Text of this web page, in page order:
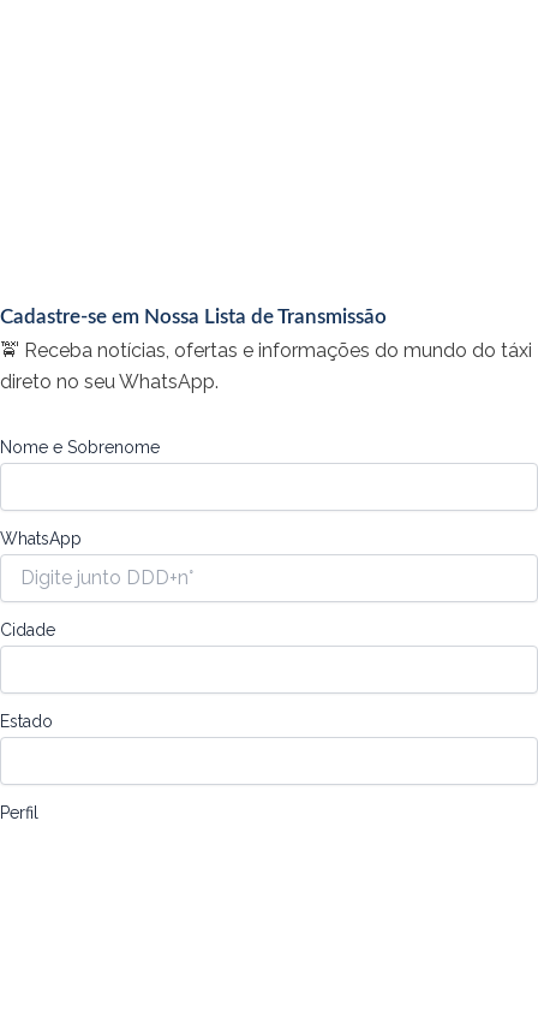
Cadastre-se em Nossa Lista de Transmissão
🚖 Receba notícias, ofertas e informações do mundo do táxi
direto no seu WhatsApp.
Nome e Sobrenome
WhatsApp
Cidade
Estado
Perfil